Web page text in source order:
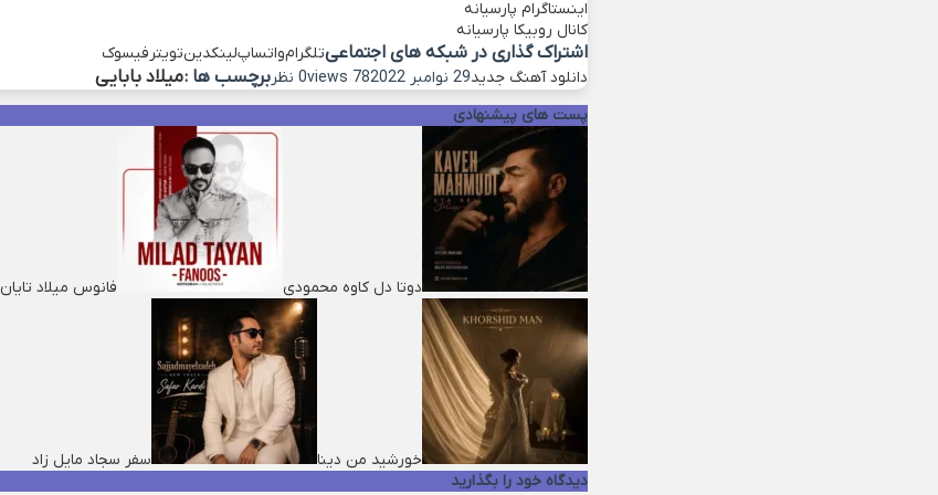
اینستاگرام پارسیانه
کانال روبیکا پارسیانه
اشتراک گذاری در شبکه های اجتماعیتلگرامواتساپلینکدینتویتر فیسوک
دانلود آهنگ جدید29 نوامبر 2022 78 views 0 نظر برچسب ها :میلاد بابایی
پست های پیشنهادی
دوتا دل کاوه محمودی فانوس میلاد تایان
خورشید من دینا
سفر سجاد مایل زاد
دیدگاه خود را بگذارید